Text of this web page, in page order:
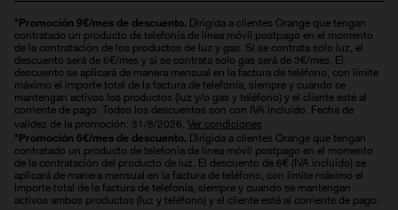
*Promoción 9€/mes de descuento. Dirigida a clientes Orange que tengan
contratado un producto de telefonía de línea móvil postpago en el momento
de la contratación de los productos de luz y gas. Si se contrata solo luz, el
descuento será de 6€/mes y si se contrata solo gas será de 3€/mes. El
descuento se aplicará de manera mensual en la factura de teléfono, con límite
máximo el importe total de la factura de telefonía, siempre y cuando se
mantengan activos los productos (luz y/o gas y teléfono) y el cliente esté al
corriente de pago. Todos los descuentos son con IVA incluido. Fecha de
validez de la promoción: 31/8/2026.Ver condiciones
*Promoción 6€/mes de descuento. Dirigida a clientes Orange que tengan
contratado un producto de telefonía de línea móvil postpago en el momento
de la contratación del producto de luz. El descuento de 6€ (IVA incluido) se
aplicará de manera mensual en la factura de teléfono, con límite máximo el
importe total de la factura de telefonía, siempre y cuando se mantengan
activos ambos productos (luz y teléfono) y el cliente esté al corriente de pago.